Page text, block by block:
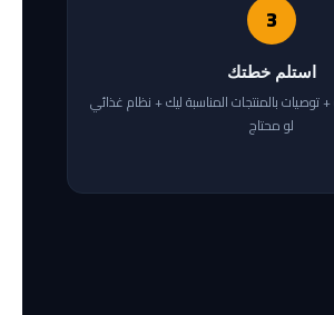
3
استلم خطتك
بالمنتجات المناسبة ليك + نظام غذائي
لو محتاج